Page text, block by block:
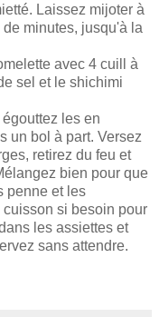
Laissez mijoter à
minutes, jusqu'à la
avec 4 cuill
à
sel et le shichimi
égouttez les en
un bol à part. Versez
retirez du feu et
bien pour que
penne et les
si besoin pour
les assiettes et
sans attendre.